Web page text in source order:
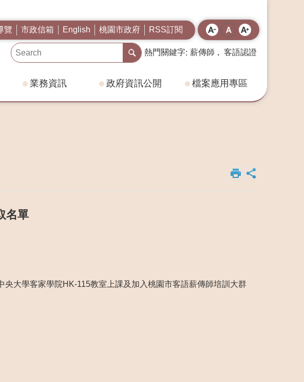
覽 市政信箱 English 桃園市政府 RSS訂閱
熱門關鍵字 薪傳師 客語認證
業務資訊 政府資訊公開 檔案應用專區
名單
大學客家學院HK-115教室上課及加入桃園市客語薪傳師培訓大群